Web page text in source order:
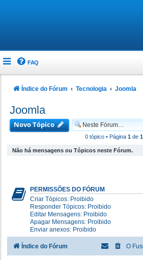
FAQ
Índice do Fórum Tecnologia Joomla
Joomla
Novo Tópico
0 tópico • Página 1 de 1
Não há mensagens ou Tópicos neste Fórum.
PERMISSÕES DO FÓRUM
Criar Tópicos: Proibido
Responder Tópicos: Proibido
Editar Mensagens: Proibido
Apagar Mensagens: Proibido
Enviar anexos: Proibido
Índice do Fórum O